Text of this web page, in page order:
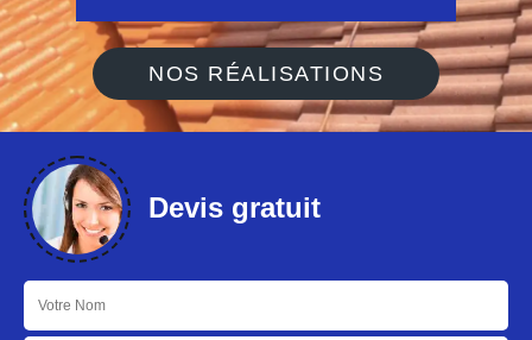
NOS RÉALISATIONS
Devis gratuit